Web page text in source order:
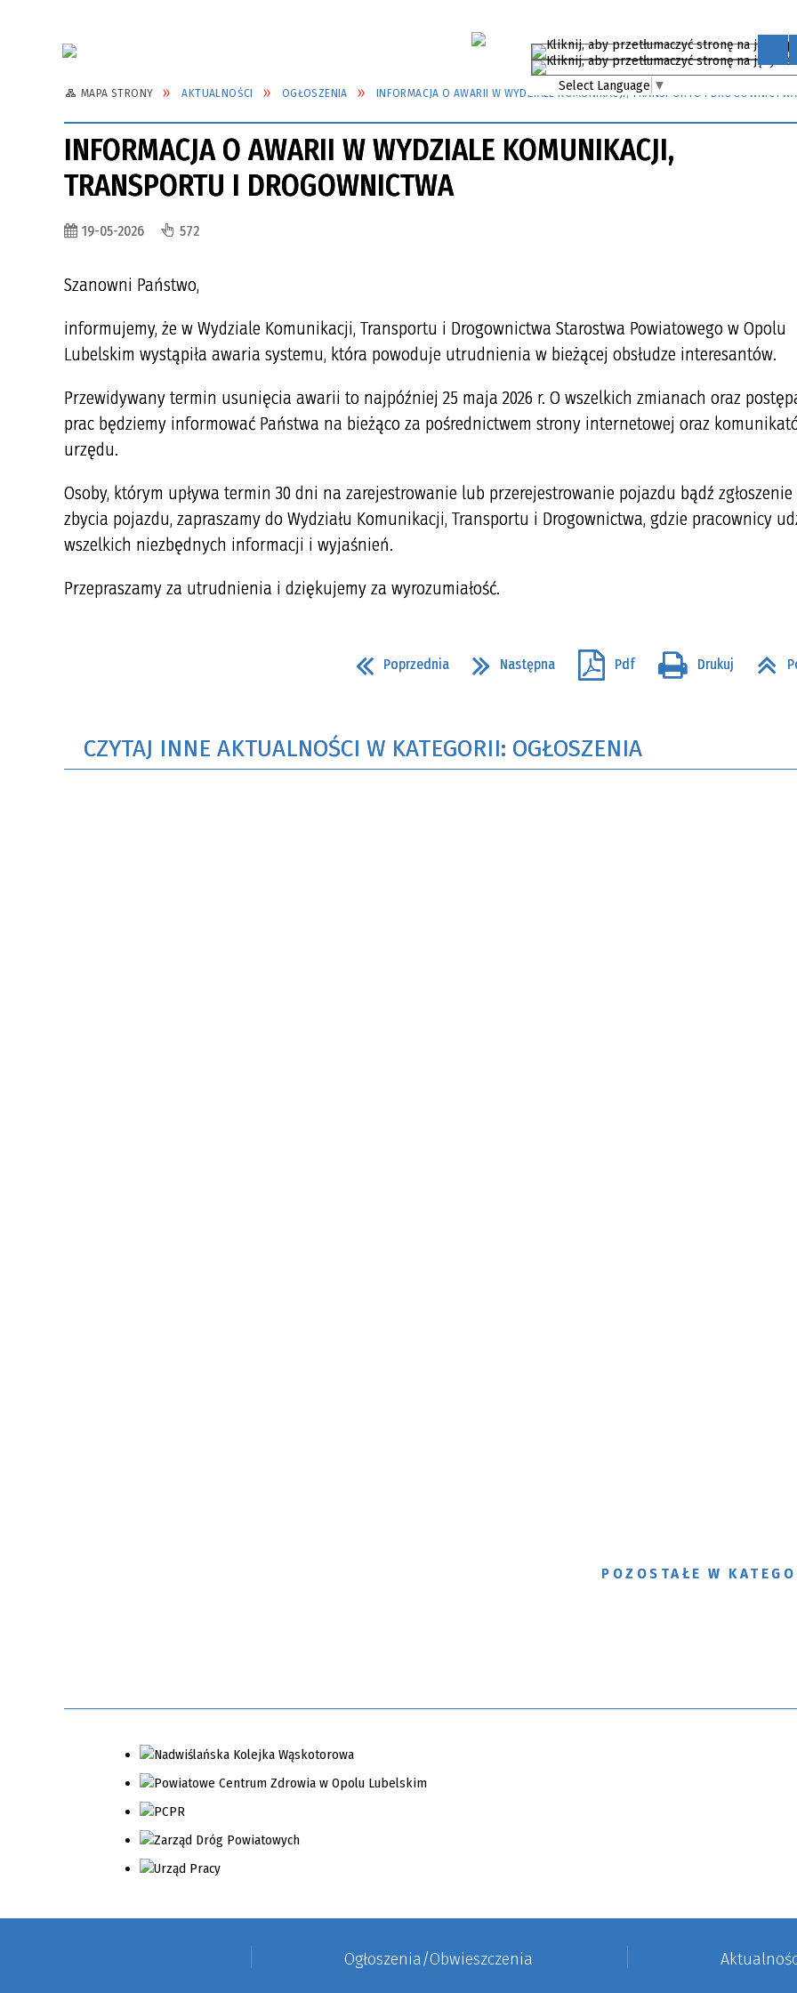
Select Language ▼
MAPA STRONY AKTUALNOŚCI OGŁOSZENIA INFORMACJA O AWARII W WYDZIALE KOMUNIKACJI, TRANSPORTU I DROGOWNICTWA
INFORMACJA O AWARII W WYDZIALE KOMUNIKACJI,
TRANSPORTU I DROGOWNICTWA
19-05-2026 572
Szanowni Państwo,
informujemy, że w Wydziale Komunikacji, Transportu i Drogownictwa Starostwa Powiatowego w Opolu
Lubelskim wystąpiła awaria systemu, która powoduje utrudnienia w bieżącej obsłudze interesantów.
Przewidywany termin usunięcia awarii to najpóźniej 25 maja 2026 r. O wszelkich zmianach oraz
prac będziemy informować Państwa na bieżąco za pośrednictwem strony internetowej oraz
urzędu.
Osoby, którym upływa termin 30 dni na zarejestrowanie lub przerejestrowanie pojazdu bądź zgłoszenie
zbycia pojazdu, zapraszamy do Wydziału Komunikacji, Transportu i Drogownictwa, gdzie pracownicy
wszelkich niezbędnych informacji i wyjaśnień.
Przepraszamy za utrudnienia i dziękujemy za wyrozumiałość.
Poprzednia Następna Pdf Drukuj
CZYTAJ INNE AKTUALNOŚCI W KATEGORII: OGŁOSZENIA
POZOSTAŁE W
Ogłoszenia/Obwieszczenia